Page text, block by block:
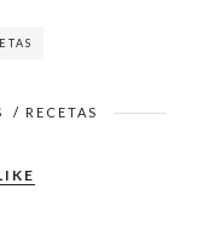
/ RECETAS